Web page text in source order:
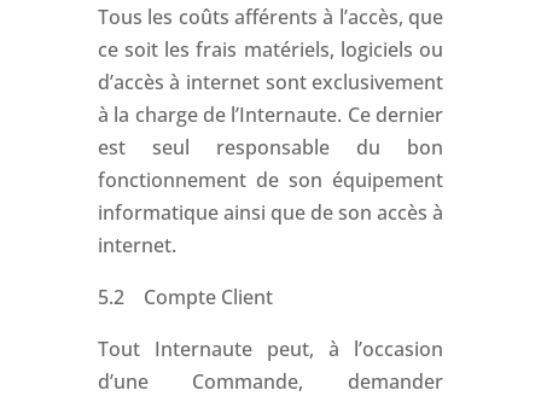
Tous les coûts afférents à l’accès, que
ce soit les frais matériels, logiciels ou
d’accès à internet sont exclusivement
à la charge de l’Internaute. Ce dernier
est seul responsable du bon
fonctionnement de son équipement
informatique ainsi que de son accès à
internet.
5.2 Compte Client
Tout Internaute peut, à l’occasion
d’une Commande, demander